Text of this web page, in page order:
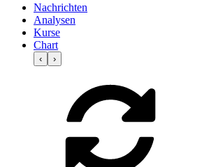
Nachrichten
Analysen
Kurse
Chart
‹ ›